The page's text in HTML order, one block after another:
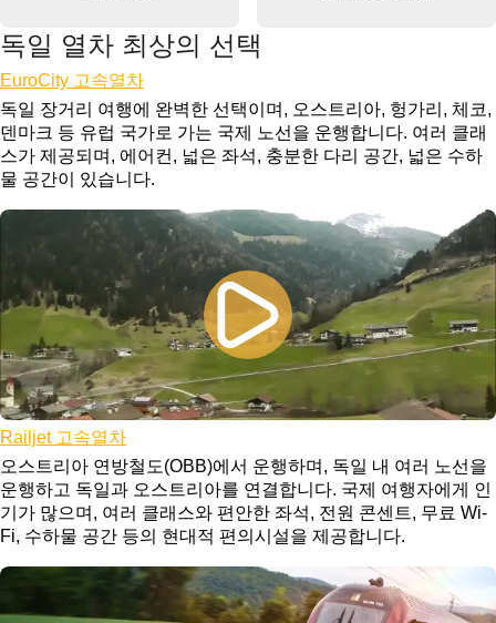
독일 열차 최상의 선택
EuroCity 고속열차
독일 장거리 여행에 완벽한 선택이며, 오스트리아, 헝가리, 체코,
덴마크 등 유럽 국가로 가는 국제 노선을 운행합니다. 여러 클래
스가 제공되며, 에어컨, 넓은 좌석, 충분한 다리 공간, 넓은 수하
물 공간이 있습니다.
Railjet 고속열차
오스트리아 연방철도(OBB)에서 운행하며, 독일 내 여러 노선을
운행하고 독일과 오스트리아를 연결합니다. 국제 여행자에게 인
기가 많으며, 여러 클래스와 편안한 좌석, 전원 콘센트, 무료 Wi-
Fi, 수하물 공간 등의 현대적 편의시설을 제공합니다.